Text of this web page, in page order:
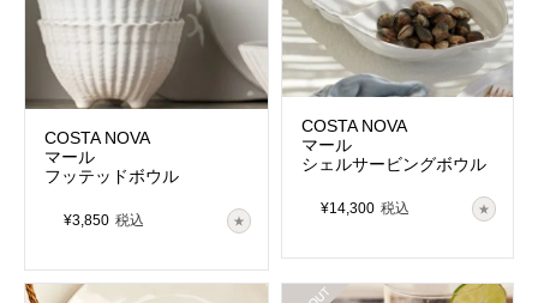
COSTA NOVA
マール
フッテッドボウル
¥3,850 税込
COSTA NOVA
マール
シェルサービングボウル
¥14,300 税込
在庫切れ